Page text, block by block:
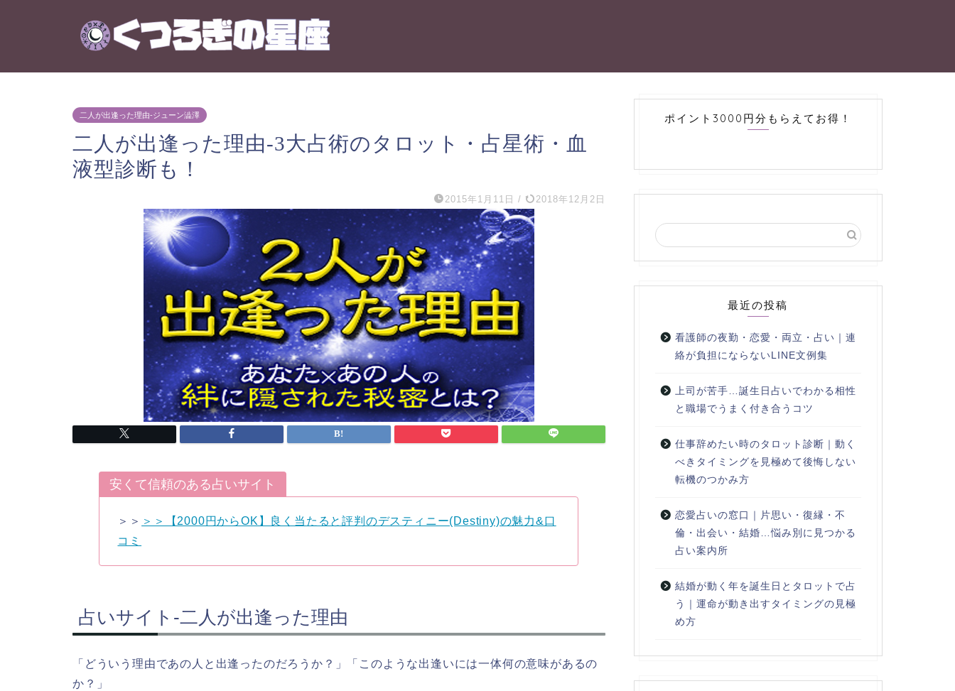
二人が出逢った理由-ジューン澁澤
二人が出逢った理由-3大占術のタロット・占星術・血
液型診断も！
2015年1月11日 / 2018年12月2日
安くて信頼のある占いサイト
＞＞ ＞＞【2000円からOK】良く当たると評判のデスティニー(Destiny)の魅力&口
コミ
占いサイト-二人が出逢った理由
「どういう理由であの人と出逢ったのだろうか？」「このような出逢いには一体何の意味があるの
か？」
ポイント3000円分もらえてお得！
最近の投稿
看護師の夜勤・恋愛・両立・占い｜連
絡が負担にならないLINE文例集
上司が苦手…誕生日占いでわかる相性
と職場でうまく付き合うコツ
仕事辞めたい時のタロット診断｜動く
べきタイミングを見極めて後悔しない
転機のつかみ方
恋愛占いの窓口｜片思い・復縁・不
倫・出会い・結婚…悩み別に見つかる
占い案内所
結婚が動く年を誕生日とタロットで占
う｜運命が動き出すタイミングの見極
め方